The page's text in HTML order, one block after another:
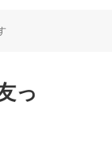
てママ友って？？」～
っ